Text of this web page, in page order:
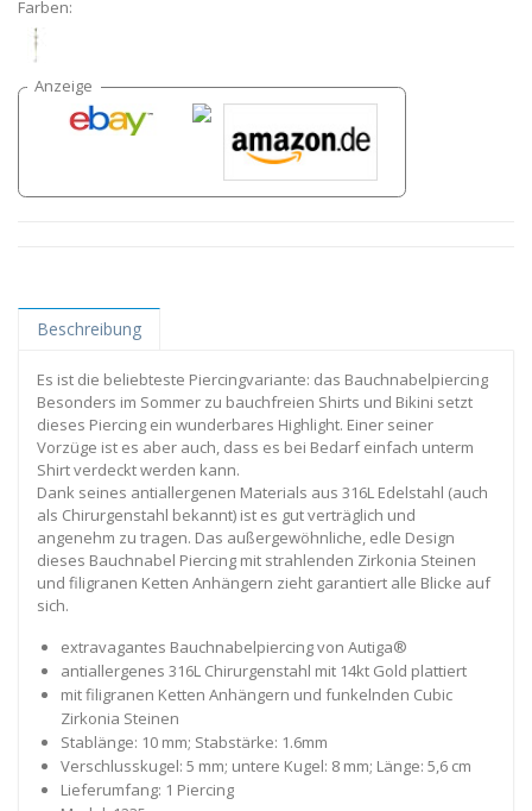
Farben:
Beschreibung
Es ist die beliebteste Piercingvariante: das Bauchnabelpiercing
Besonders im Sommer zu bauchfreien Shirts und Bikini setzt
dieses Piercing ein wunderbares Highlight. Einer seiner
Vorzüge ist es aber auch, dass es bei Bedarf einfach unterm
Shirt verdeckt werden kann.
Dank seines antiallergenen Materials aus 316L Edelstahl (auch
als Chirurgenstahl bekannt) ist es gut verträglich und
angenehm zu tragen. Das außergewöhnliche, edle Design
dieses Bauchnabel Piercing mit strahlenden Zirkonia Steinen
und filigranen Ketten Anhängern zieht garantiert alle Blicke auf
sich.
extravagantes Bauchnabelpiercing von Autiga®
antiallergenes 316L Chirurgenstahl mit 14kt Gold plattiert
mit filigranen Ketten Anhängern und funkelnden Cubic
Zirkonia Steinen
Stablänge: 10 mm; Stabstärke: 1.6mm
Verschlusskugel: 5 mm; untere Kugel: 8 mm; Länge: 5,6 cm
Lieferumfang: 1 Piercing